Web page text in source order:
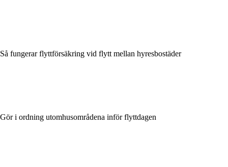
Så fungerar flyttförsäkring vid flytt mellan hyresbostäder
Gör i ordning utomhusområdena inför flyttdagen